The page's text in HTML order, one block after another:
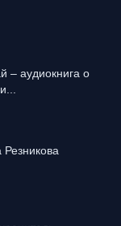
– аудиокнига о